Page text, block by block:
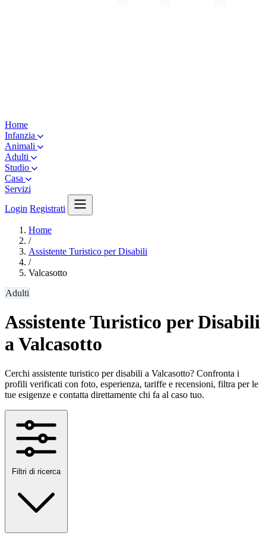
Home
Infanzia
Animali
Adulti
Studio
Casa
Servizi
Login Registrati
Home
/
Assistente Turistico per Disabili
/
Valcasotto
Adulti
Assistente Turistico per Disabili
a Valcasotto
Cerchi assistente turistico per disabili a Valcasotto? Confronta i
profili verificati con foto, esperienza, tariffe e recensioni, filtra per le
tue esigenze e contatta direttamente chi fa al caso tuo.
Filtri di ricerca